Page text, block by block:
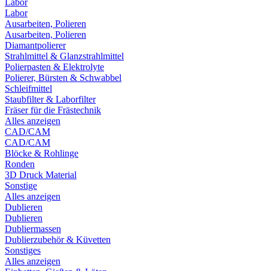
Labor
Labor
Ausarbeiten, Polieren
Ausarbeiten, Polieren
Diamantpolierer
Strahlmittel & Glanzstrahlmittel
Polierpasten & Elektrolyte
Polierer, Bürsten & Schwabbel
Schleifmittel
Staubfilter & Laborfilter
Fräser für die Frästechnik
Alles anzeigen
CAD/CAM
CAD/CAM
Blöcke & Rohlinge
Ronden
3D Druck Material
Sonstige
Alles anzeigen
Dublieren
Dublieren
Dubliermassen
Dublierzubehör & Küvetten
Sonstiges
Alles anzeigen